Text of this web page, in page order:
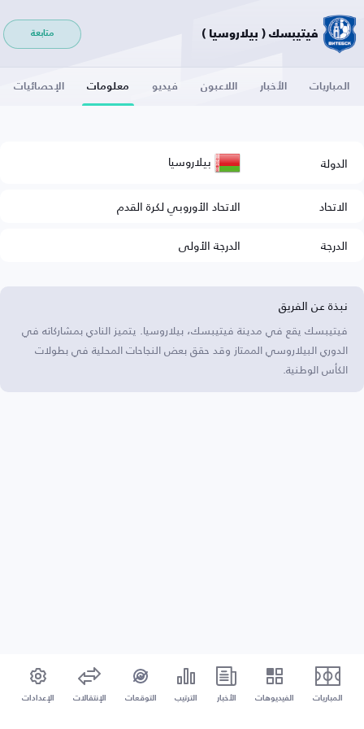
فيتيبسك ( بيلاروسيا ) متابعة
المباريات الأخبار اللاعبون فيديو معلومات الإحصائيات
الدولة بيلاروسيا
الاتحاد
الاتحاد الأوروبي لكرة القدم
الدرجة
الدرجة الأولى
نبذة عن الفريق
فيتيبسك يقع في مدينة فيتيبسك، بيلاروسيا. يتميز النادي بمشاركاته في
الدوري البيلاروسي الممتاز وقد حقق بعض النجاحات المحلية في بطولات
الكأس الوطنية.
المباريات الفيديوهات الأخبار الترتيب التوقعات الإنتقالات الإعدادات